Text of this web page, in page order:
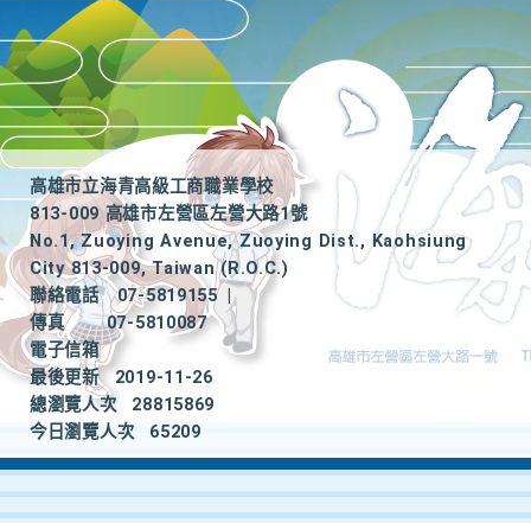
高雄市立海青高級工商職業學校
813-009 高雄市左營區左營大路1號
No.1, Zuoying Avenue, Zuoying Dist., Kaohsiung
City 813-009, Taiwan (R.O.C.)
聯絡電話
07-5819155
|
傳真
07-5810087
電子信箱
最後更新
2019-11-26
總瀏覽人次
28815869
今日瀏覽人次
65209